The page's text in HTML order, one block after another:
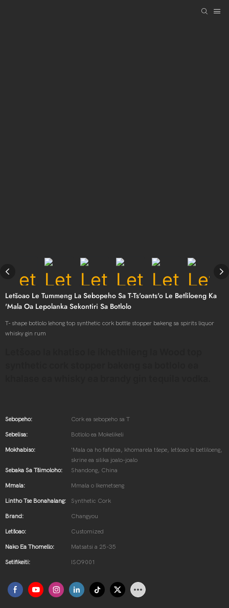
Letšoao Le Tummeng La Sebopeho Sa T-Ts'oants'o Le Betliloeng Ka
'mala Oa Lepolanka Sekontiri Sa Botlolo
T- shape botlolo lehong top synthetic cork bottle stopper bakeng sa spirits liquor
whisky gin rum
Sebopeho: Cork ea sebopeho sa T
Sebelisa: Botlolo ea Mokelikeli
Mokhabiso:
'Mala oa ho fafatsa, khomarela tšepe, letšoao le betliloeng,
skrine ea silika joalo-joalo
Sebaka Sa Tšimoloho:
Shandong, China
Mmala: Mmala o Ikemetseng
Lintho Tse Bonahalang: Synthetic Cork
Brand: Changyou
Letšoao: Customized
Nako Ea Thomello: Matsatsi a 25-35
Setifikeiti: ISO9001